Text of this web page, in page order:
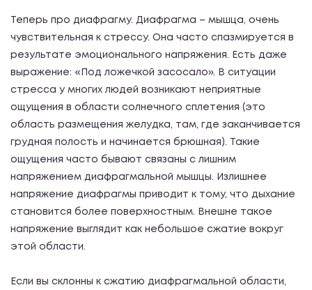
Теперь про диафрагму. Диафрагма – мышца, очень
чувствительная к стрессу. Она часто спазмируется в
результате эмоционального напряжения. Есть даже
выражение: «Под ложечкой засосало». В ситуации
стресса у многих людей возникают неприятные
ощущения в области солнечного сплетения (это
область размещения желудка, там, где заканчивается
грудная полость и начинается брюшная). Такие
ощущения часто бывают связаны с лишним
напряжением диафрагмальной мышцы. Излишнее
напряжение диафрагмы приводит к тому, что дыхание
становится более поверхностным. Внешне такое
напряжение выглядит как небольшое сжатие вокруг
этой области.
Если вы склонны к сжатию диафрагмальной области,